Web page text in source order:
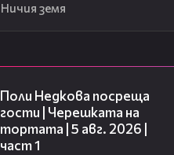
Ничия земя
Поли Недкова посреща
гости | Черешката на
тортата | 5 авг. 2026 |
част 1